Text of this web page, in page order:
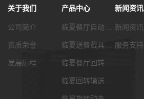
关于我们
公司简介
资质荣誉
发展历程
产品中心 新闻资讯
新闻资讯
服务支持